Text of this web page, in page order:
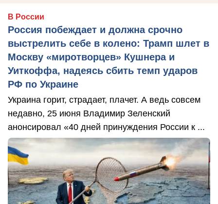
В России
Россия побеждает и должна срочно
выстрелить себе в колено: Трамп шлет в
Москву «миротворцев» Кушнера и
Уиткоффа, надеясь сбить темп ударов
РФ по Украине
Украина горит, страдает, плачет. А ведь совсем
недавно, 25 июня Владимир Зеленский
анонсировал «40 дней принуждения России к ...